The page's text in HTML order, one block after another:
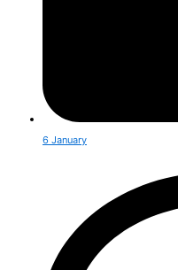
6 January